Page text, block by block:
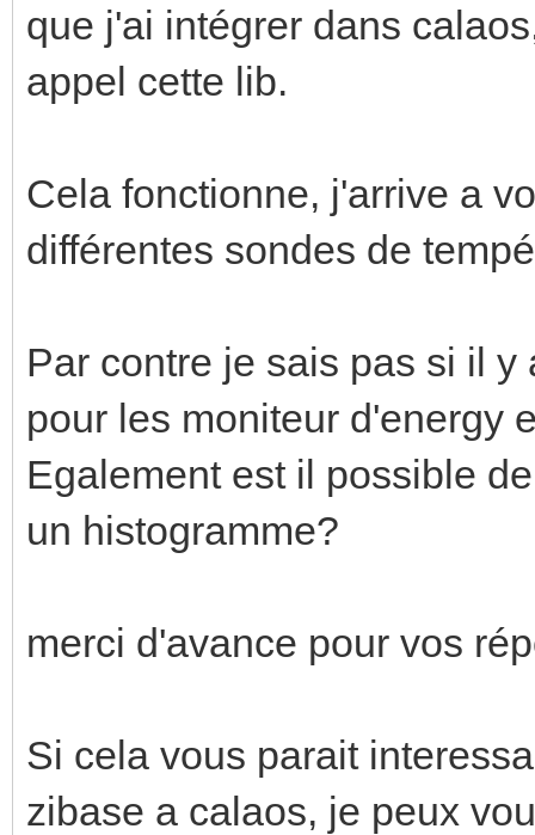
que j'ai intégrer dans
appel cette lib.
Cela fonctionne, j'arrive a
différentes sondes de
Par contre je sais pas si il
pour les moniteur d'energy
Egalement est il possible
un histogramme?
merci d'avance pour vos
Si cela vous parait
zibase a calaos, je peux